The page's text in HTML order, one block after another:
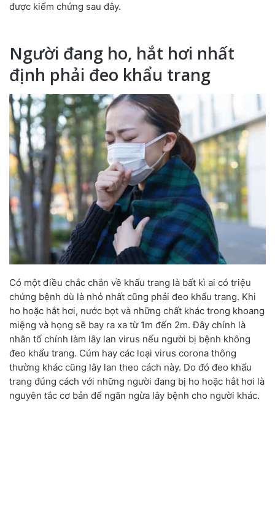
được kiểm chứng sau đây.
Người đang ho, hắt hơi nhất
định phải đeo khẩu trang
Có một điều chắc chắn về khẩu trang là bất kì ai có triệu
chứng bệnh dù là nhỏ nhất cũng phải đeo khẩu trang. Khi
ho hoặc hắt hơi, nước bọt và những chất khác trong khoang
miệng và họng sẽ bay ra xa từ 1m đến 2m. Đây chính là
nhân tố chính làm lây lan virus nếu người bị bệnh không
đeo khẩu trang. Cúm hay các loại virus corona thông
thường khác cũng lây lan theo cách này. Do đó đeo khẩu
trang đúng cách với những người đang bị ho hoặc hắt hơi là
nguyên tắc cơ bản để ngăn ngừa lây bệnh cho người khác.